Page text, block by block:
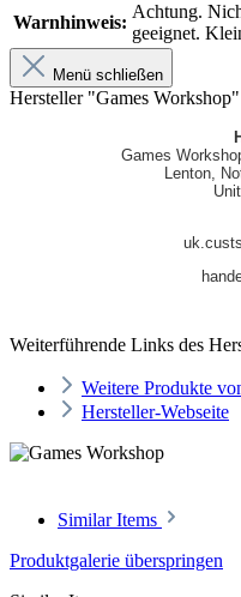
Warnhinweis:
Achtung.
geeignet.
Menü schließen
Hersteller "Games Workshop"
Games
Lenton,
Weiterführende Links des
Weitere Produkte
Hersteller-Webseite
Similar Items
Produktgalerie überspringen